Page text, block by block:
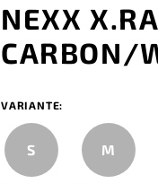
NEXX
CARBON/
VARIANTE:
S M